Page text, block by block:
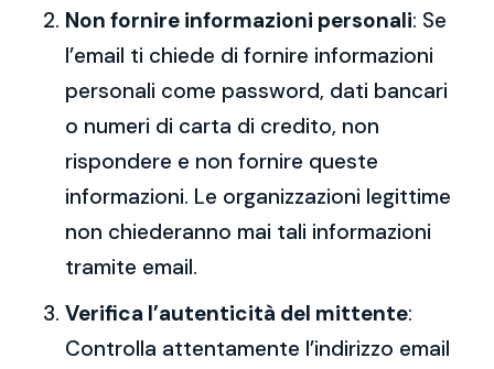
Non fornire informazioni personali: Se
l’email ti chiede di fornire informazioni
personali come password, dati bancari
o numeri di carta di credito, non
rispondere e non fornire queste
informazioni. Le organizzazioni legittime
non chiederanno mai tali informazioni
tramite email.
Verifica l’autenticità del mittente:
Controlla attentamente l’indirizzo email